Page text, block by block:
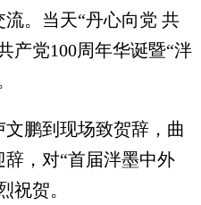
。当天“丹心向党 共
党100周年华诞暨“泮
鹏到现场致贺辞，曲
，对“首届泮墨中外
祝贺。